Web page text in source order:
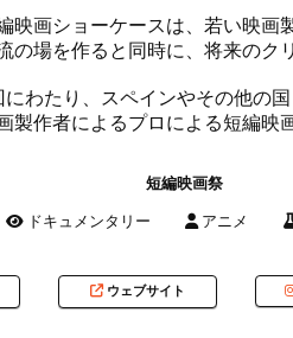
映画ショーケースは、若い映画
の場を作ると同時に、将来のク
わたり、スペインやその他の
製作者によるプロによる短編映
短編映画祭
ドキュメンタリー アニメ
ウェブサイト